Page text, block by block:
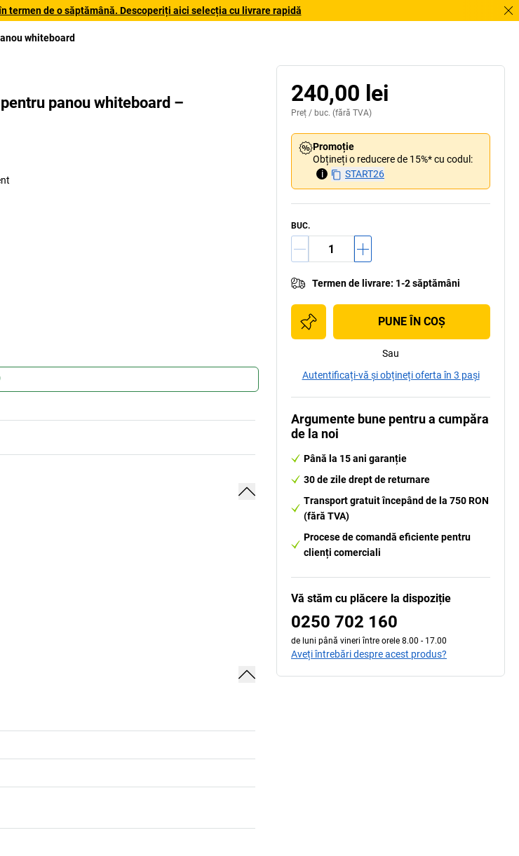
termen de o săptămână. Descoperiți aici selecția cu livrare rapidă
whiteboard
panou whiteboard –
240,00 lei
Preț / buc. (fără TVA)
Promoție
Obțineți o reducere de 15%* cu codul:
i
START26
BUC.
Termen de livrare: 1-2 săptămâni
PUNE ÎN COŞ
Sau
Autentificați-vă și obțineți oferta în 3 pași
Argumente bune pentru a cumpăra
de la noi
Până la 15 ani garanție
30 de zile drept de returnare
Transport gratuit începând de la 750 RON
(fără TVA)
Procese de comandă eficiente pentru
clienți comerciali
Vă stăm cu plăcere la dispoziție
0250 702 160
de luni până vineri între orele 8.00 - 17.00
Aveți întrebări despre acest produs?